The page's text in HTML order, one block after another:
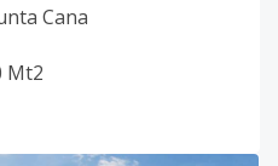
Cana
Mt2